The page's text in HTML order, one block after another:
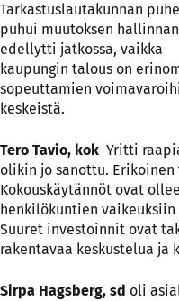
Tarkastuslautakunnan
puhui muutoksen
edellytti jatkossa, vaikka
kaupungin talous on
sopeuttamien
keskeistä.
Tero Tavio, kok Yritti
olikin jo sanottu.
Kokouskäytännöt ovat
henkilökuntien vaikeuksiin
Suuret investoinnit ovat
rakentavaa keskustelua
Sirpa Hagsberg, sd oli